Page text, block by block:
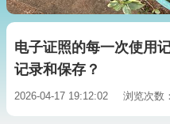
电子证照的每一次使用
记录和保存？
2026-04-17 19:12:02 浏览次数